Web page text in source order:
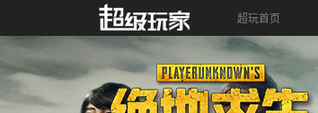
超玩首页